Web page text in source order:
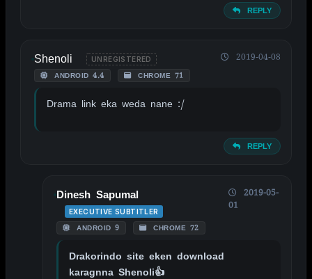
REPLY
Shenoli UNREGISTERED
ANDROID 4.4 CHROME 71
2019-04-08
Drama link eka weda nane :/
REPLY
Dinesh Sapumal
EXECUTIVE SUBTITLER
ANDROID 9 CHROME 72
2019-05-
01
Drakorindo site eken download
karagnna Shenoli👍